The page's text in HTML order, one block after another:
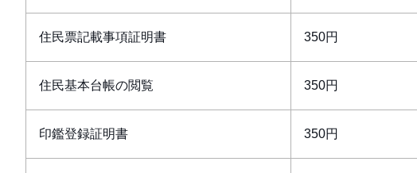
住民票記載事項証明書 350円
住民基本台帳の閲覧 350円
印鑑登録証明書 350円